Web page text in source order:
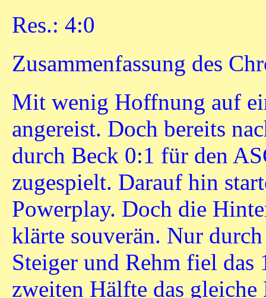
Res.: 4:0
Zusammenfassung des
Mit wenig Hoffnung auf
angereist. Doch bereits
durch Beck 0:1 für den
zugespielt. Darauf hin
Powerplay. Doch die
klärte souverän. Nur
Steiger und Rehm fiel das
zweiten Hälfte das